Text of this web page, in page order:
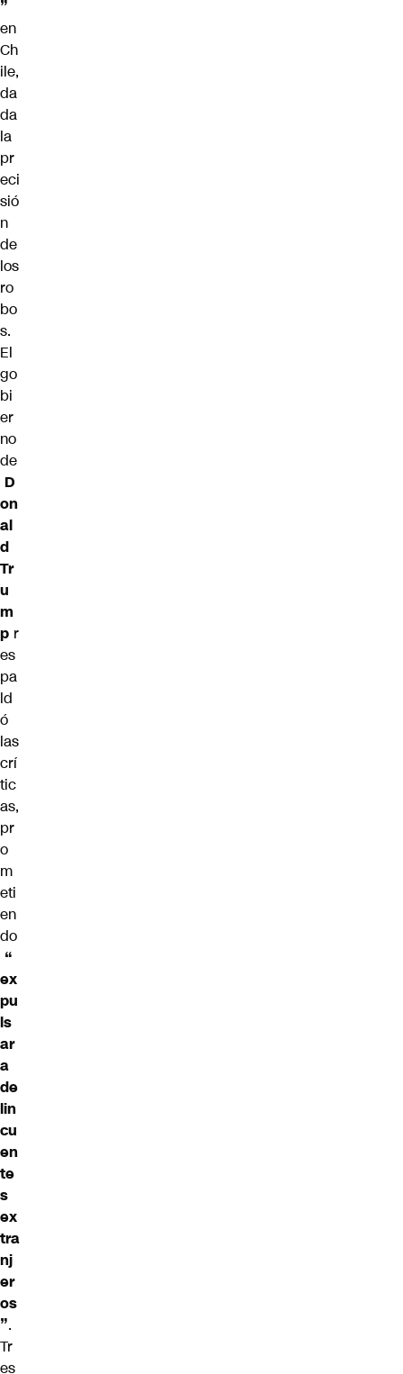
”
en
Ch
ile,
da
da
la
pr
eci
sió
n
de
los
ro
bo
s.
El
go
bi
er
no
de
D
on
al
d
Tr
u
m
p r
es
pa
ld
ó
las
crí
tic
as,
pr
o
m
eti
en
do
“
ex
pu
ls
ar
a
de
lin
cu
en
te
s
ex
tra
nj
er
os
”.
Tr
es